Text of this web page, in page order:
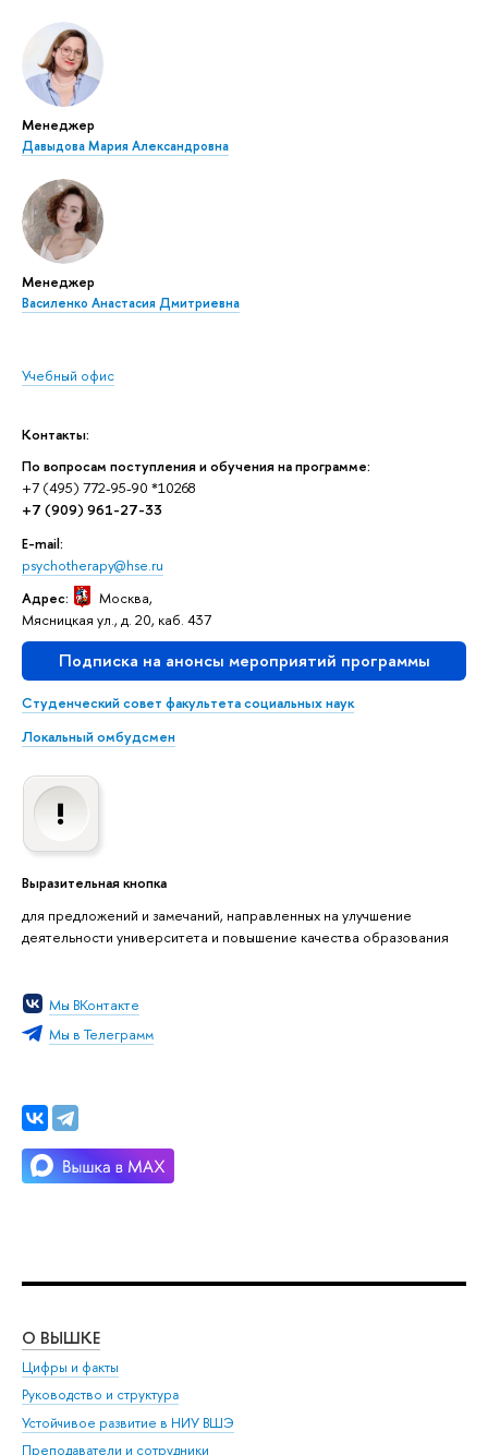
Менеджер
Давыдова Мария Александровна
Менеджер
Василенко Анастасия Дмитриевна
Учебный офис
Контакты:
По вопросам поступления и обучения на программе:
+7 (495) 772-95-90 *10268
+7 (909) 961-27-33
E-mail:
psychotherapy@hse.ru
Адрес:
Москва,
Мясницкая ул., д. 20, каб. 437
Подписка на анонсы мероприятий программы
Студенческий совет факультета социальных наук
Локальный омбудсмен
Выразительная кнопка
для предложений и замечаний, направленных на улучшение
деятельности университета и повышение качества образования
Мы ВКонтакте
Мы в Телеграмм
О ВЫШКЕ
Цифры и факты
Руководство и структура
Устойчивое развитие в НИУ ВШЭ
Преподаватели и сотрудники